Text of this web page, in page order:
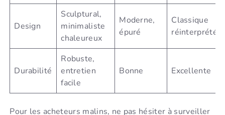
Design
Sculptural,
minimaliste
chaleureux
Moderne,
épuré
Classique
réinterprété
Durabilité
Robuste,
entretien
facile
Bonne Excellente
Pour les acheteurs malins, ne pas hésiter à surveiller